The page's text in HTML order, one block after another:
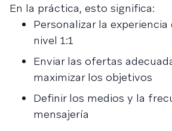
En la práctica, esto significa:
Personalizar la experiencia
nivel 1:1
Enviar las ofertas
maximizar los objetivos
Definir los medios y la
mensajería